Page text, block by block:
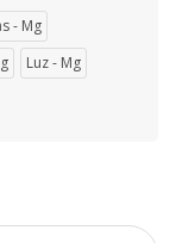
- Mg
Luz - Mg